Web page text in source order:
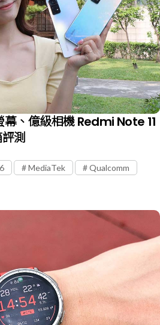
、億級相機 Redmi Note 11
測
MediaTek
Qualcomm